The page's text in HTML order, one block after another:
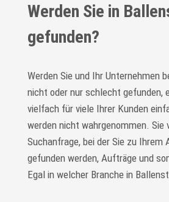
Werden Sie in
gefunden?
Werden Sie und Ihr Unternehmen
nicht oder nur schlecht gefunden,
vielfach für viele Ihrer Kunden
werden nicht wahrgenommen. Sie
Suchanfrage, bei der Sie zu Ihrem
gefunden werden, Aufträge und
Egal in welcher Branche in